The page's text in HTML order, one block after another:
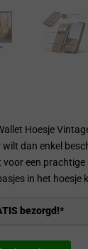
Hoesje
dan enkel
voor een
in het hoesje
bezorgd!*